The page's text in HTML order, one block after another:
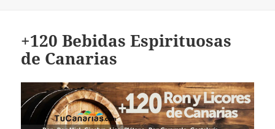
+120 Bebidas Espirituosas
de Canarias